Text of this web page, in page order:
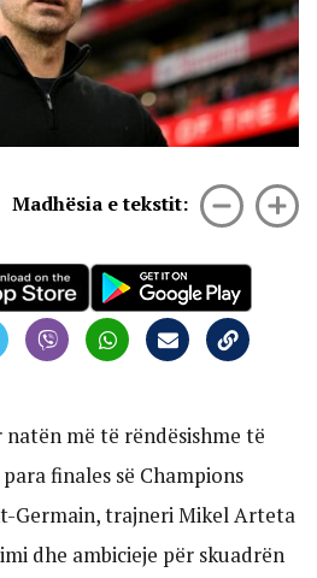
Madhësia e tekstit:
më të rëndësishme të
finales së Champions
Germain, trajneri Mikel Arteta
dhe ambicieje për skuadrën